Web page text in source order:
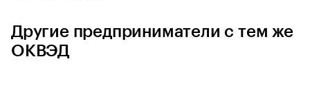
Другие предприниматели с тем же
ОКВЭД